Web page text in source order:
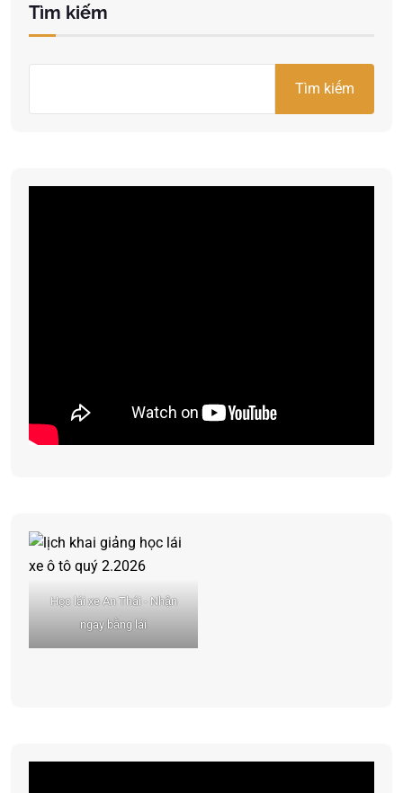
Tìm kiếm
Tìm kiếm
Học lái xe An Thái - Nhận
ngay bằng lái